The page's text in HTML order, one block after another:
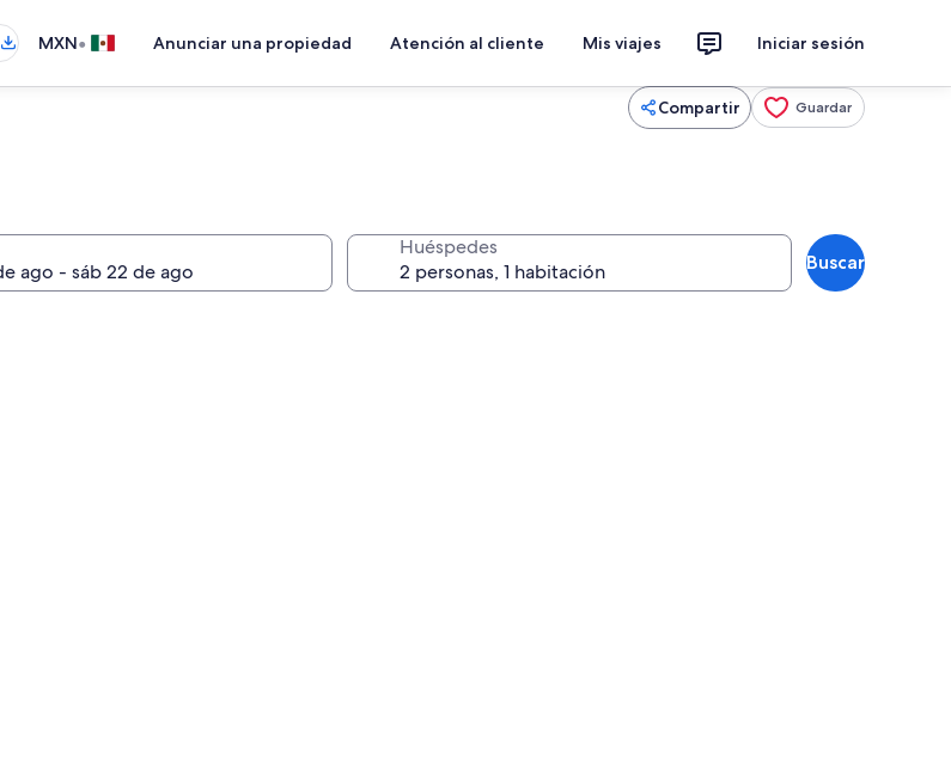
MXN• Anunciar una propiedad Atención al cliente Mis viajes Iniciar sesión
Compartir Guardar
Huéspedes
Buscar